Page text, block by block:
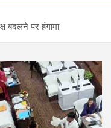
बदलने पर हंगामा